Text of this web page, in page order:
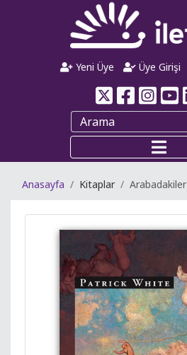
Yeni Üye Üye Girişi
Anasayfa Kitaplar Arabadakiler